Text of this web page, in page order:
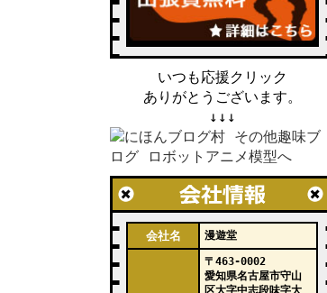
いつも応援クリック
ありがとうございます。
↓↓↓
会社名 漫遊堂
〒463-0002
愛知県名古屋市守山
区大字中志段味字大